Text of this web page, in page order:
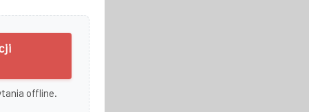
offline.